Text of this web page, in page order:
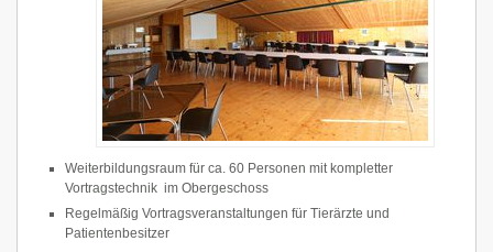
Weiterbildungsraum für ca. 60 Personen mit kompletter
Vortragstechnik im Obergeschoss
Regelmäßig Vortragsveranstaltungen für Tierärzte und
Patientenbesitzer